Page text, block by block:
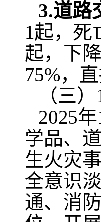
3.道路
1起，死
起，下
75%，
（三
2025
学品、
生火灾
全意识
通、消